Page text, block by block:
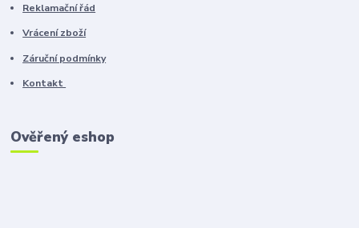
Reklamační řád
Vrácení zboží
Záruční podmínky
Kontakt
Ověřený eshop